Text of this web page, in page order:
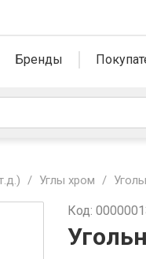
Бренды
/ Углы хром /
Код: